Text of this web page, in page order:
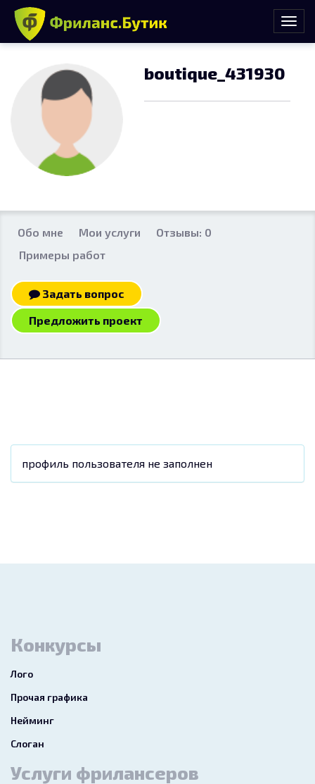
boutique_431930
Обо мне Мои услуги
Отзывы: 0
Примеры работ
Задать вопрос
Предложить проект
профиль пользователя не заполнен
Конкурсы
Лого
Прочая графика
Нейминг
Слоган
Услуги фрилансеров